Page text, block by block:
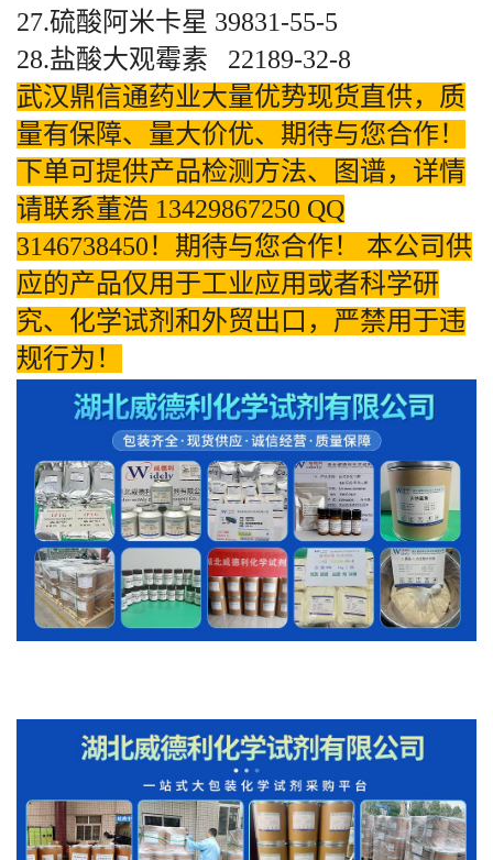
27.硫酸阿米卡星 39831-55-5
28.盐酸大观霉素 22189-32-8
武汉鼎信通药业大量优势现货直供，质
量有保障、量大价优、期待与您合作！
下单可提供产品检测方法、图谱，详情
请联系董浩 13429867250 QQ
3146738450！期待与您合作！ 本公司供
应的产品仅用于工业应用或者科学研
究、化学试剂和外贸出口，严禁用于违
规行为！